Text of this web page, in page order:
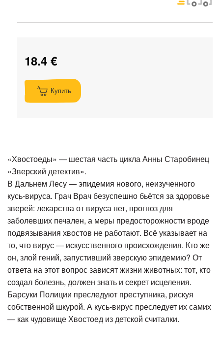
18.4 €
Купить
«Хвостоеды» — шестая часть цикла Анны Старобинец
«Зверский детектив».
В Дальнем Лесу — эпидемия нового, неизученного
кусь-вируса. Грач Врач безуспешно бьётся за здоровье
зверей: лекарства от вируса нет, прогноз для
заболевших печален, а меры предосторожности вроде
подвязывания хвостов не работают. Всё указывает на
то, что вирус — искусственного происхождения. Кто же
он, злой гений, запустивший зверскую эпидемию? От
ответа на этот вопрос зависят жизни животных: тот, кто
создал болезнь, должен знать и секрет исцеления.
Барсуки Полиции преследуют преступника, рискуя
собственной шкурой. А кусь-вирус преследует их самих
— как чудовище Хвостоед из детской считалки.